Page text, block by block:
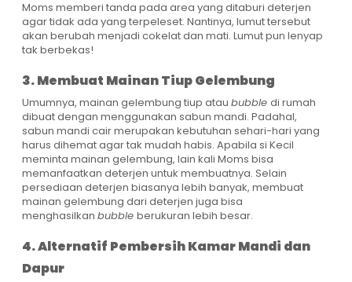
Moms memberi tanda pada area yang ditaburi deterjen
agar tidak ada yang terpeleset. Nantinya, lumut tersebut
akan berubah menjadi cokelat dan mati. Lumut pun lenyap
tak berbekas!
3. Membuat Mainan Tiup Gelembung
Umumnya, mainan gelembung tiup atau bubble di rumah
dibuat dengan menggunakan sabun mandi. Padahal,
sabun mandi cair merupakan kebutuhan sehari-hari yang
harus dihemat agar tak mudah habis. Apabila si Kecil
meminta mainan gelembung, lain kali Moms bisa
memanfaatkan deterjen untuk membuatnya. Selain
persediaan deterjen biasanya lebih banyak, membuat
mainan gelembung dari deterjen juga bisa
menghasilkan bubble berukuran lebih besar.
4. Alternatif Pembersih Kamar Mandi dan
Dapur